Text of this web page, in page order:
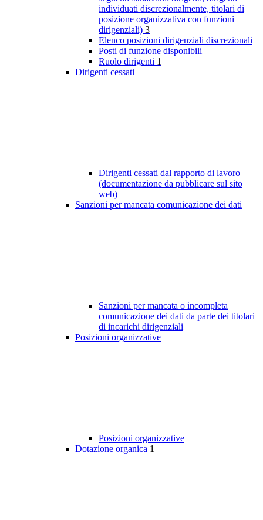
individuati discrezionalmente, titolari di
posizione organizzativa con funzioni
dirigenziali) 3
Elenco posizioni dirigenziali discrezionali
Posti di funzione disponibili
Ruolo dirigenti 1
Dirigenti cessati
Dirigenti cessati dal rapporto di lavoro
(documentazione da pubblicare sul sito
web)
Sanzioni per mancata comunicazione dei dati
Sanzioni per mancata o incompleta
comunicazione dei dati da parte dei titolari
di incarichi dirigenziali
Posizioni organizzative
Posizioni organizzative
Dotazione organica 1